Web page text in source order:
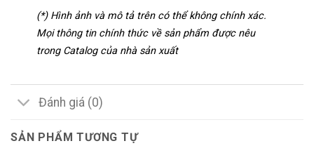
(*) Hình ảnh và mô tả trên có thể không chính xác.
Mọi thông tin chính thức về sản phẩm được nêu
trong Catalog của nhà sản xuất
Đánh giá (0)
SẢN PHẨM TƯƠNG TỰ